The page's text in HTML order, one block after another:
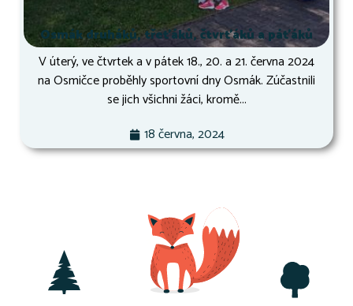
Osmák druháků, třeťáků, čtvrťáků a páťáků
V úterý, ve čtvrtek a v pátek 18., 20. a 21. června 2024
na Osmičce proběhly sportovní dny Osmák. Zúčastnili
se jich všichni žáci, kromě...
18 června, 2024